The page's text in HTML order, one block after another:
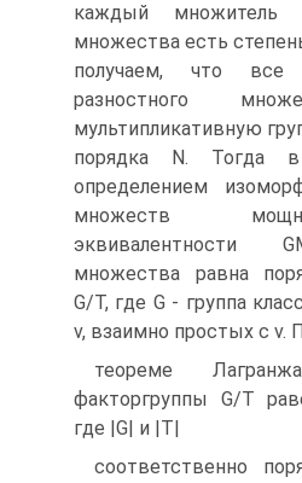
каждый множитель
множества есть
получаем, что все
разностного
мультипликативную
порядка N. Тогда
определением
множеств
эквивалентности
множества равна
G/T, где G - группа
v, взаимно простых с v.
теореме
факторгруппы G/T
где |G| и |Т|
соответственно